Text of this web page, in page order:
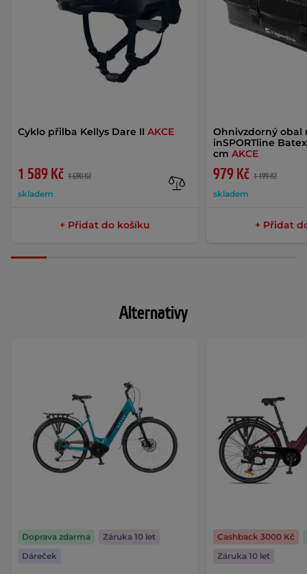
Cyklo přilba Kellys Dare II AKCE
1 589 Kč 1 690 Kč
skladem
+ Přidat do košíku
Ohnivzdorný obal
inSPORTline
cmAKCE
979 Kč 1 199 Kč
skladem
+ Přidat
Alternativy
Doprava zdarma
Záruka 10 let
Dáreček
Cashback 3000 Kč
Záruka 10 let